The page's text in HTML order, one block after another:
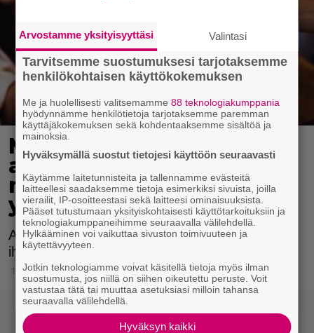
Myös alkoholille voi olla
allerginen – katso
millaiset oireet kertovat
yliherkkyydestä
Alkoholiallergia voi aiheuttaa kutisevaa
ihottumaa tai kivuliaita vatsanväänteitä.
1.5.2021 13:15
Arvostamme yksityisyyttäsi Valintasi
Tarvitsemme suostumuksesi tarjotaksemme
henkilökohtaisen käyttökokemuksen
Me ja huolellisesti valitsemamme88 teknologiakumppania
hyödynnämme henkilötietoja tarjotaksemme paremman
käyttäjäkokemuksen sekä kohdentaaksemme sisältöä ja
mainoksia.
Hyväksymällä suostut tietojesi käyttöön seuraavasti
Käytämme laitetunnisteita ja tallennamme evästeitä
laitteellesi saadaksemme tietoja esimerkiksi sivuista, joilla
vierailit, IP-osoitteestasi sekä laitteesi ominaisuuksista.
Pääset tutustumaan yksityiskohtaisesti käyttötarkoituksiin ja
teknologiakumppaneihimme seuraavalla välilehdellä.
Hylkääminen voi vaikuttaa sivuston toimivuuteen ja
käytettävyyteen.
Jotkin teknologiamme voivat käsitellä tietoja myös ilman
suostumusta, jos niillä on siihen oikeutettu peruste. Voit
vastustaa tätä tai muuttaa asetuksiasi milloin tahansa
seuraavalla välilehdellä.
Hyväksyn kaikki